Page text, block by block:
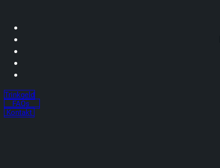
Trinkgeld
FAQs
Kontakt